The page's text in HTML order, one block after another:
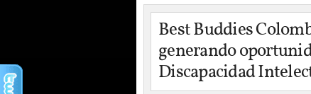
Best Buddies
generando
Discapacidad